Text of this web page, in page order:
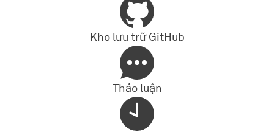
Kho lưu trữ GitHub
Thảo luận